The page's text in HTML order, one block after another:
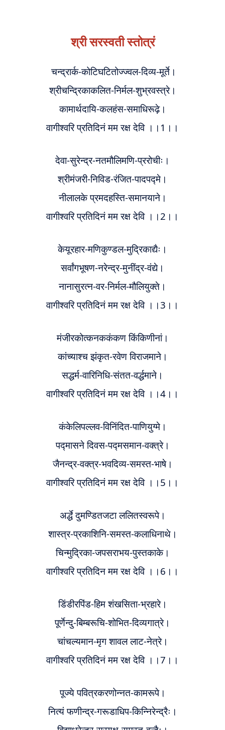
श्री सरस्वती स्तोत्रं
चन्द्रार्क-कोटिघटितोज्ज्वल-दिव्य-मूर्ते ।
श्रीचन्द्रिकाकलित-निर्मल-शुभ्रवस्त्रे।
कामार्थदायि-कलहंस-समाधिरूढ़े।
वागीश्वरि प्रतिदिनं मम रक्ष देवि ।।1।।
देवा-सुरेन्द्र-नतमौलिमणि-प्ररोचीः ।
श्रीमंजरी-निविड-रंजित-पादपद्मे ।
नीलालके प्रमदहस्ति-समानयाने।
वागीश्वरि प्रतिदिनं मम रक्ष देवि ।।2।।
केयूरहार-मणिकुण्डल-मुद्रिकाद्यैः ।
सर्वांगभूषण-नरेन्द्र-मुनींद्र-वंद्ये।
नानासुरत्न-वर-निर्मल-मौलियुक्ते ।
वागीश्वरि प्रतिदिनं मम रक्ष देवि ।।3। ।
मंजीरकोत्कनककंकण किंकिणीनां।
कांच्याश्च झंकृत-रवेण विराजमाने।
सद्धर्म-वारिनिधि-संतत-वर्द्धमाने ।
वागीश्वरि प्रतिदिनं मम रक्ष देवि ।।4।।
कंकेलिपल्लव-विनिंदित-पाणियुग्मे।
पद्मासने दिवस-पद्मसमान-वक्त्रे।
जैनन्द्र-वक्त्र-भवदिव्य-समस्त-भाषे।
वागीश्वरि प्रतिदिनं मम रक्ष देवि ।।5।।
अर्द्धे दुमण्डितजटा ललितस्वरूपे।
शास्त्र-प्रकाशिनि-समस्त-कलाधिनाथे।
चिन्मुद्रिका-जपसराभय-पुस्तकाके।
वागीश्वरि प्रतिदिन मम रक्ष देवि ।।6।।
डिंडीरपिंड-हिम शंखसिता-भ्रहारे।
पूर्णेन्दु-बिम्बरूचि-शोभित-दिव्यगात्रे।
चांचल्यमान-मृग शावल लाट-नेत्रे।
वागीश्वरि प्रतिदिनं मम रक्ष देवि ।।7।।
पूज्ये पवित्रकरणोन्नत-कामरूपे।
नित्यं फणीन्द्र-गरूडाधिप-किन्निरेन्द्रैः ।